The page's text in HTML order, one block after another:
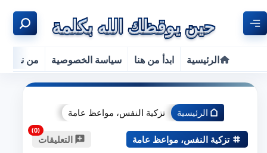
الرئيسية ابدأ من هنا سياسة الخصوصية من نحن
الرئيسية تزكية النفس، مواعظ عامة
تزكية النفس، مواعظ عامة التعليقات